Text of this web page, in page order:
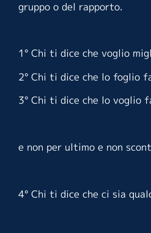
gruppo o del rapporto.
1° Chi ti dice che voglio
2° Chi ti dice che lo foglio
3° Chi ti dice che lo voglio
e non per ultimo e non
4° Chi ti dice che ci sia